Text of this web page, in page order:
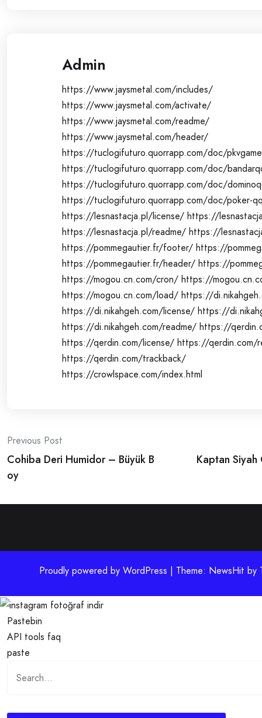
Admin
https://www.jaysmetal.com/includes/
https://www.jaysmetal.com/activate/
https://www.jaysmetal.com/readme/
https://www.jaysmetal.com/header/
https://tuclogifuturo.quorrapp.com/doc/
https://tuclogifuturo.quorrapp.com/doc/
https://tuclogifuturo.quorrapp.com/doc/
https://tuclogifuturo.quorrapp.com/doc/poker-
https://lesnastacja.pl/license/ https://
https://lesnastacja.pl/readme/ https://
https://pommegautier.fr/footer/ https://
https://pommegautier.fr/header/ https://
https://mogou.cn.com/cron/ https://
https://mogou.cn.com/load/ https://
https://di.nikahgeh.com/license/ https://
https://di.nikahgeh.com/readme/ https://
https://qerdin.com/license/ https://qerdin.com/
https://qerdin.com/trackback/
https://crowlspace.com/index.html
Post
navigation
Previous Post
Cohiba Deri Humidor – Büyük B
oy
Kaptan Siyah
Proudly powered by WordPress | Theme: NewsHit by
Pastebin
API tools faq
paste